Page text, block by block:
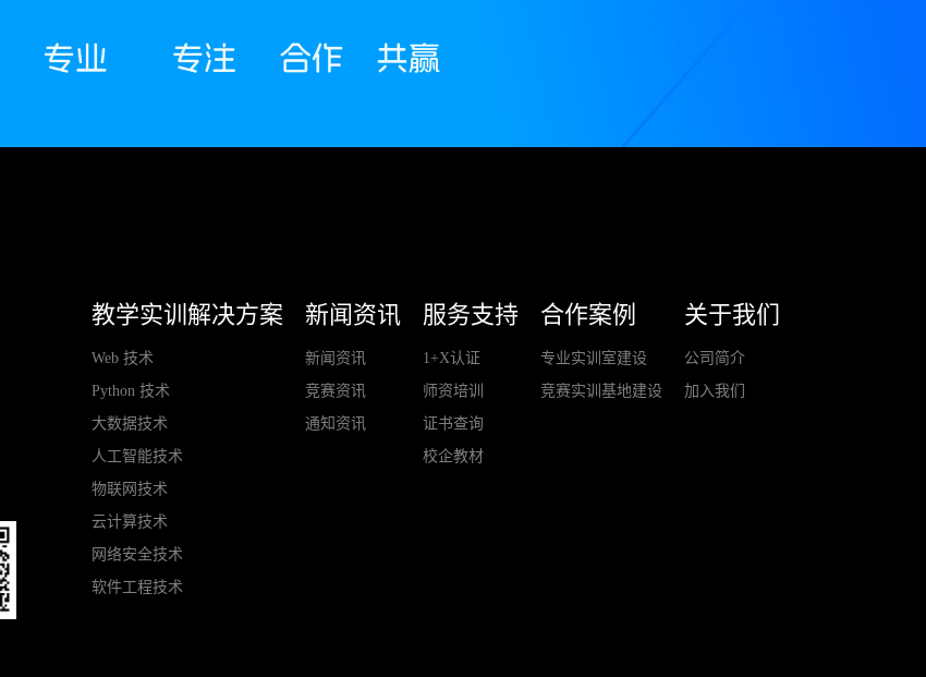
教学实训解决方案
Web 技术
Python 技术
大数据技术
人工智能技术
物联网技术
云计算技术
网络安全技术
软件工程技术
新闻资讯
新闻资讯
竞赛资讯
通知资讯
服务支持
1+X认证
师资培训
证书查询
校企教材
合作案例
专业实训室建设
竞赛实训基地建设
关于我们
公司简介
加入我们